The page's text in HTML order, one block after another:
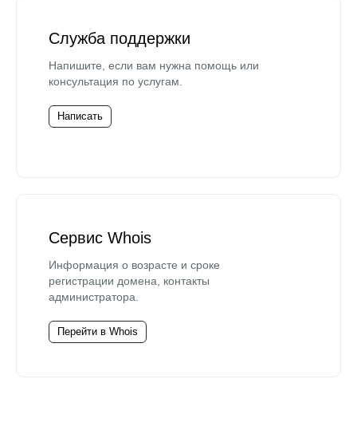
Служба поддержки
Напишите, если вам нужна помощь или
консультация по услугам.
Написать
Сервис Whois
Информация о возрасте и сроке
регистрации домена, контакты
администратора.
Перейти в Whois